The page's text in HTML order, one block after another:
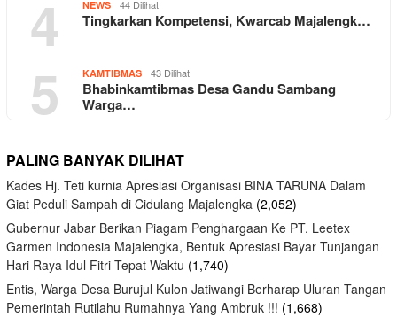
4 NEWS 44 Dilihat
Tingkarkan Kompetensi, Kwarcab Majalengk…
5 KAMTIBMAS 43 Dilihat
Bhabinkamtibmas Desa Gandu Sambang
Warga…
PALING BANYAK DILIHAT
Kades Hj. Teti kurnia Apresiasi Organisasi BINA TARUNA Dalam
Giat Peduli Sampah di Cidulang Majalengka (2,052)
Gubernur Jabar Berikan Piagam Penghargaan Ke PT. Leetex
Garmen Indonesia Majalengka, Bentuk Apresiasi Bayar Tunjangan
Hari Raya Idul Fitri Tepat Waktu (1,740)
Entis, Warga Desa Burujul Kulon Jatiwangi Berharap Uluran Tangan
Pemerintah Rutilahu Rumahnya Yang Ambruk !!! (1,668)